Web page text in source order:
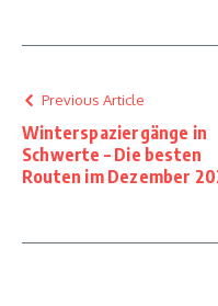
Previous Article
Winterspaziergänge in
Schwerte – Die besten
Routen im Dezember